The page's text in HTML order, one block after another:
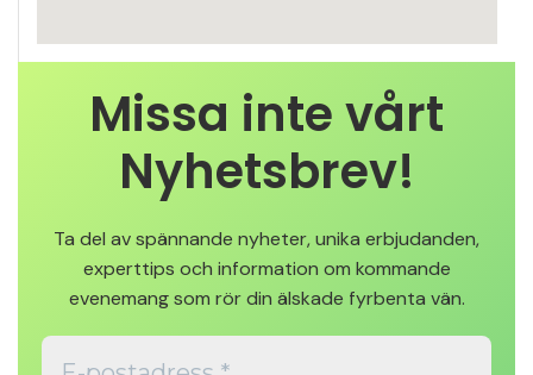
Missa inte vårt
Nyhetsbrev!
Ta del av spännande nyheter, unika erbjudanden,
experttips och information om kommande
evenemang som rör din älskade fyrbenta vän.